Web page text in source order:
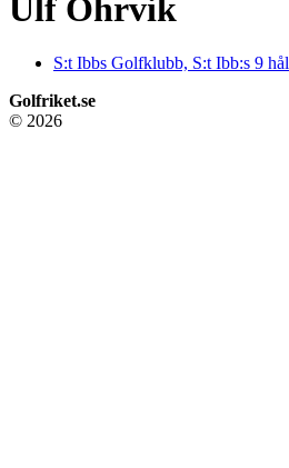
Ulf Öhrvik
S:t Ibbs Golfklubb, S:t Ibb:s 9 hål
Golfriket.se
© 2026